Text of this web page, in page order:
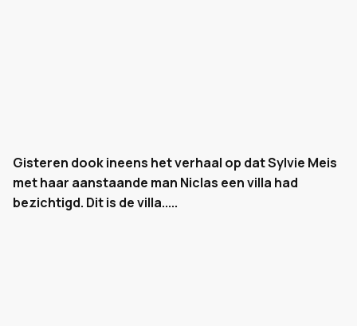
Gisteren dook ineens het verhaal op dat Sylvie Meis
met haar aanstaande man Niclas een villa had
bezichtigd. Dit is de villa.....